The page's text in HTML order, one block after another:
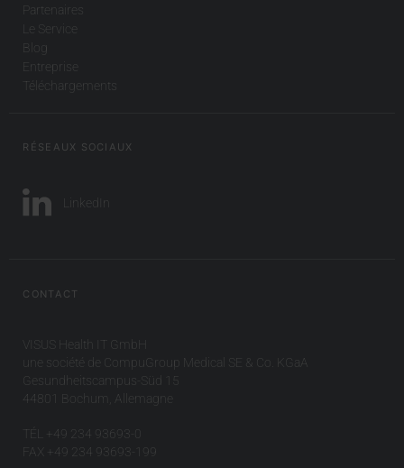
Partenaires
Le Service
Blog
Entreprise
Téléchargements
RÉSEAUX SOCIAUX
LinkedIn
CONTACT
VISUS Health IT GmbH
une société de CompuGroup Medical SE & Co. KGaA
Gesundheitscampus-Süd 15
44801 Bochum, Allemagne
TÉL +49 234 93693-0
FAX +49 234 93693-199